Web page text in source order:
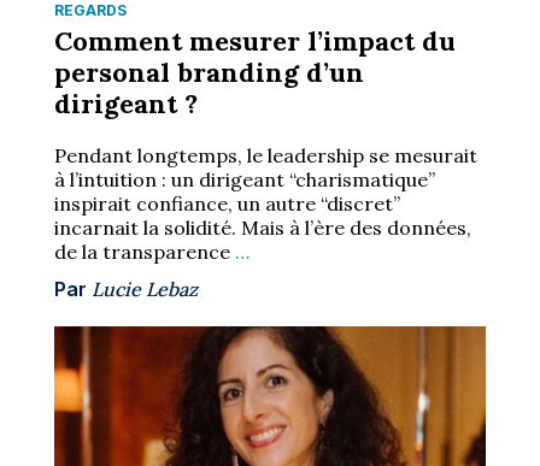
REGARDS
Comment mesurer l’impact du
personal branding d’un
dirigeant ?
Pendant longtemps, le leadership se mesurait
à l’intuition : un dirigeant “charismatique”
inspirait confiance, un autre “discret”
incarnait la solidité. Mais à l’ère des données,
de la transparence …
Par Lucie Lebaz